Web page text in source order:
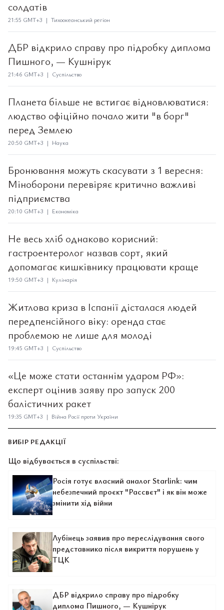
солдатів
21:55 GMT+3 | Тихоокеанський регіон
ДБР відкрило справу про підробку диплома
Пишного, — Кушнірук
21:46 GMT+3 | Суспільство
Планета більше не встигає відновлюватися:
людство офіційно почало жити "в борг"
перед Землею
20:50 GMT+3 | Наука
Бронювання можуть скасувати з 1 вересня:
Міноборони перевіряє критично важливі
підприємства
20:10 GMT+3 | Економіка
Не весь хліб однаково корисний:
гастроентеролог назвав сорт, який
допомагає кишківнику працювати краще
19:50 GMT+3 | Кулінарія
Житлова криза в Іспанії дісталася людей
передпенсійного віку: оренда стає
проблемою не лише для молоді
19:45 GMT+3 | Суспільство
«Це може стати останнім ударом РФ»:
експерт оцінив заяву про запуск 200
балістичних ракет
19:35 GMT+3 | Війна Росії проти України
ВИБІР РЕДАКЦІЇ
Що відбувається в суспільстві:
Росія готує власний аналог Starlink: чим
небезпечний проєкт "Рассвєт" і як він може
змінити хід війни
Лубінець заявив про переслідування свого
представника після викриття порушень у
ТЦК
ДБР відкрило справу про підробку
диплома Пишного, — Кушнірук